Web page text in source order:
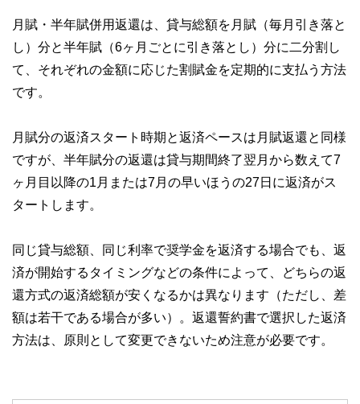
月賦・半年賦併用返還は、貸与総額を月賦（毎月引き落と
し）分と半年賦（6ヶ月ごとに引き落とし）分に二分割し
て、それぞれの金額に応じた割賦金を定期的に支払う方法
です。
月賦分の返済スタート時期と返済ペースは月賦返還と同様
ですが、半年賦分の返還は貸与期間終了翌月から数えて7
ヶ月目以降の1月または7月の早いほうの27日に返済がス
タートします。
同じ貸与総額、同じ利率で奨学金を返済する場合でも、返
済が開始するタイミングなどの条件によって、どちらの返
還方式の返済総額が安くなるかは異なります（ただし、差
額は若干である場合が多い）。返還誓約書で選択した返済
方法は、原則として変更できないため注意が必要です。